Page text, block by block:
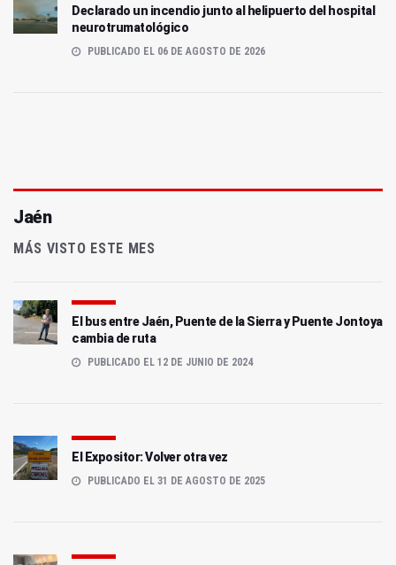
Declarado un incendio junto al helipuerto del hospital
neurotrumatológico
PUBLICADO EL 06 DE AGOSTO DE 2026
Jaén
MÁS VISTO ESTE MES
El bus entre Jaén, Puente de la Sierra y Puente Jontoya
cambia de ruta
PUBLICADO EL 12 DE JUNIO DE 2024
El Expositor: Volver otra vez
PUBLICADO EL 31 DE AGOSTO DE 2025